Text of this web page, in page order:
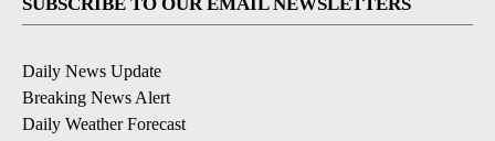
SUBSCRIBE TO OUR EMAIL NEWSLETTERS
Daily News Update
Breaking News Alert
Daily Weather Forecast